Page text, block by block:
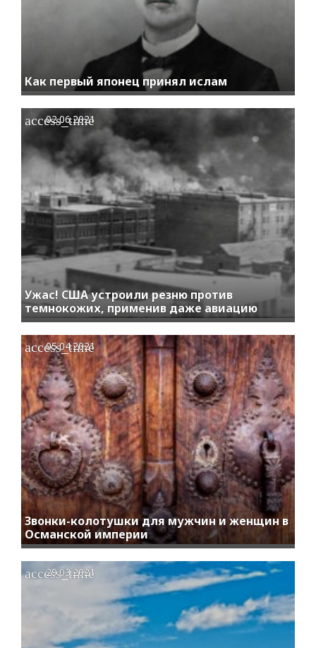
Как первый японец принял ислам
Ужас! США устроили резню против
темнокожих, применив даже авиацию
access_time
02.06.2021
Звонки-колотушки для мужчин и женщин в
Османской империи
access_time
05.04.2021
access_time
29.03.2021